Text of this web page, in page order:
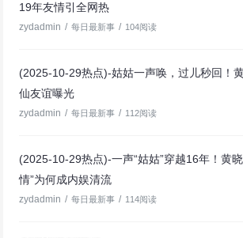
19年友情引全网热
zydadmin / 每日最新事 / 104阅读
(2025-10-29热点)-姑姑一声唤，过儿秒回！
仙友谊曝光
zydadmin / 每日最新事 / 112阅读
(2025-10-29热点)-一声“姑姑”穿越16年！黄
情”为何成内娱清流
zydadmin / 每日最新事 / 114阅读